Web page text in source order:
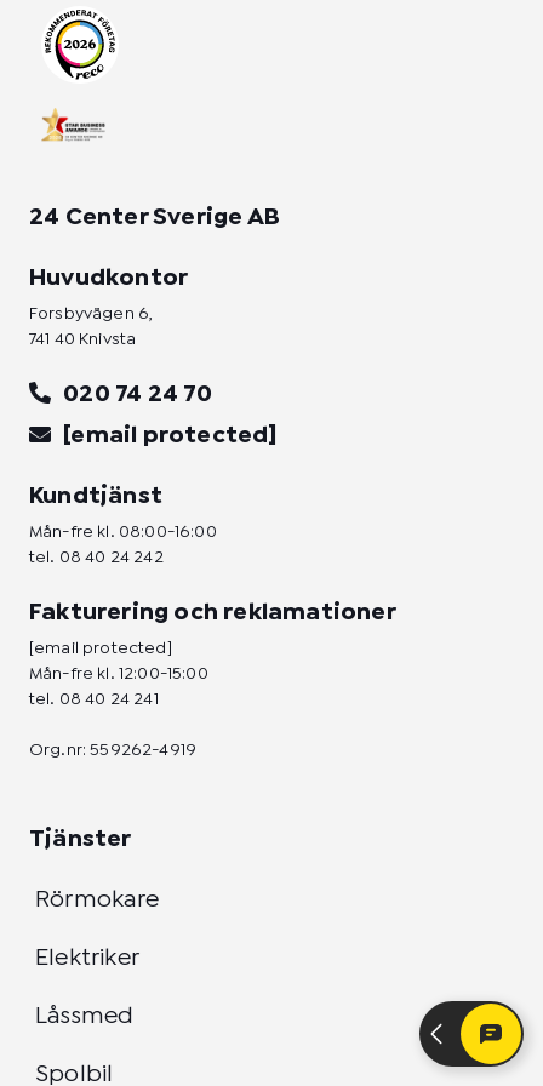
24 Center Sverige AB
Huvudkontor
Forsbyvägen 6,
741 40 Knivsta
020 74 24 70
[email protected]
Kundtjänst
Mån-fre kl. 08:00-16:00
tel. 08 40 24 242
Fakturering och reklamationer
[email protected]
Mån-fre kl. 12:00-15:00
tel. 08 40 24 241
Org.nr: 559262-4919
Tjänster
Rörmokare
Elektriker
Låssmed
Spolbil